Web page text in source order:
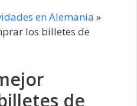
en Alemania »
los billetes de
de